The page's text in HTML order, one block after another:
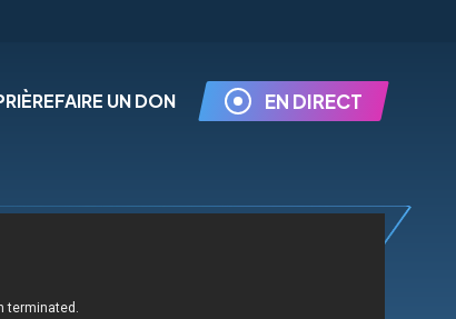
FAIRE UN DON EN DIRECT